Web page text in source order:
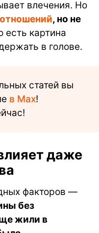
влечения. Но
, но не
есть картина
в голове.
статей вы
в Max!
даже
факторов —
без
жили в